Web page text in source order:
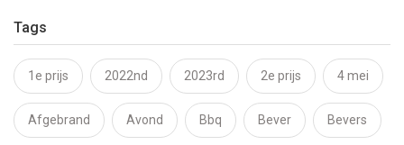
Tags
1e prijs 2022nd 2023rd 2e prijs 4 mei
Afgebrand Avond Bbq Bever Bevers